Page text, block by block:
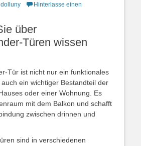
dolluny
Hinterlasse einen
über
Türen wissen
Tür ist nicht nur ein funktionales
ein wichtiger Bestandteil der
oder einer Wohnung. Es
mit dem Balkon und schafft
zwischen drinnen und
sind in verschiedenen